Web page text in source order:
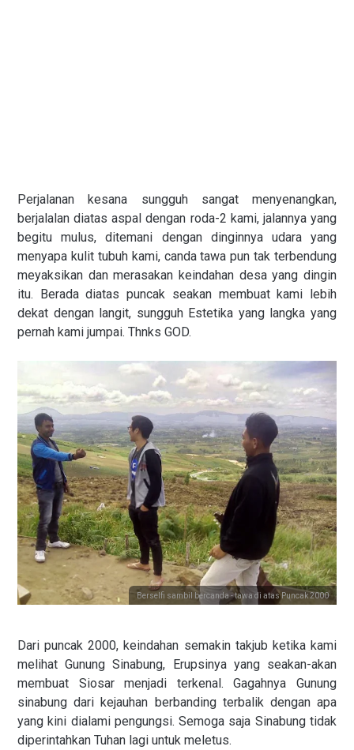
Perjalanan kesana sungguh sangat menyenangkan,
berjalalan diatas aspal dengan roda-2 kami, jalannya yang
begitu mulus, ditemani dengan dinginnya udara yang
menyapa kulit tubuh kami, canda tawa pun tak terbendung
meyaksikan dan merasakan keindahan desa yang dingin
itu. Berada diatas puncak seakan membuat kami lebih
dekat dengan langit, sungguh Estetika yang langka yang
pernah kami jumpai. Thnks GOD.
Berselfi sambil bercanda - tawa di atas Puncak 2000
Dari puncak 2000, keindahan semakin takjub ketika kami
melihat Gunung Sinabung, Erupsinya yang seakan-akan
membuat Siosar menjadi terkenal. Gagahnya Gunung
sinabung dari kejauhan berbanding terbalik dengan apa
yang kini dialami pengungsi. Semoga saja Sinabung tidak
diperintahkan Tuhan lagi untuk meletus.